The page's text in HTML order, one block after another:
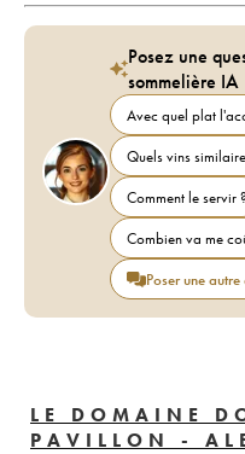
Posez une
sommelière IA
Avec quel plat
Quels vins
Comment le servir ?
Combien va me
Poser une
LE DOMAINE
PAVILLON -